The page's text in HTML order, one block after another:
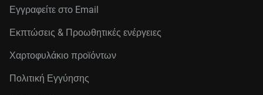
Εγγραφείτε στo Email
Εκπτώσεις & Προωθητικές ενέργειες
Χαρτοφυλάκιο προϊόντων
Πολιτική Εγγύησης